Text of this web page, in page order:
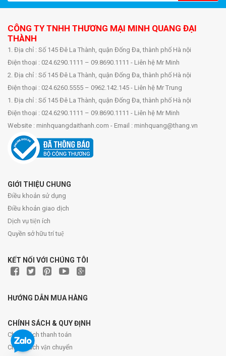
CÔNG TY TNHH THƯƠNG MẠI MINH QUANG ĐẠI
THÀNH
1. Địa chỉ : Số 145 Đê La Thành, quận Đống Đa, thành phố Hà nội
Điện thoại : 024.6290.1111 – 09.8690.1111 - Liên hệ Mr Minh
2. Địa chỉ : Số 145 Đê La Thành, quận Đống Đa, thành phố Hà nội
Điện thoại : 024.6260.5555 – 0962.142.145 - Liên hệ Mr Trung
1. Địa chỉ : Số 145 Đê La Thành, quận Đống Đa, thành phố Hà nội
Điện thoại : 024.6290.1111 – 09.8690.1111 - Liên hệ Mr Minh
Website : minhquangdaithanh.com - Email : minhquang@thang.vn
GIỚI THIỆU CHUNG
Điều khoản sử dụng
Điều khoản giao dịch
Dịch vụ tiện ích
Quyền sở hữu trí tuệ
KẾT NỐI VỚI CHÚNG TÔI
HƯỚNG DẪN MUA HÀNG
CHÍNH SÁCH & QUY ĐỊNH
Chính sách thanh toán
Chính sách vận chuyển